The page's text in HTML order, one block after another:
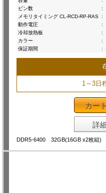
ピン数
:
メモリタイミング CL-RCD-RP-RAS :
動作電圧
:
冷却放熱板
:
カラー
:
保証期間
:
1～3日
カー
詳
DDR5-6400 32GB(16GB x2枚組)